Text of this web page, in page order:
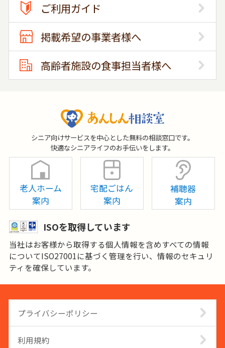
ご利用ガイド
掲載希望の事業者様へ
高齢者施設の食事担当者様へ
シニア向けサービスを中心とした無料の相談窓口です。
快適なシニアライフのお手伝いをします。
老人ホーム
案内
宅配ごはん
案内
補聴器
案内
ISOを取得しています
当社はお客様から取得する個人情報を含めすべての情報
についてISO27001に基づく管理を行い、情報のセキュリ
ティを確保しています。
プライバシーポリシー
利用規約